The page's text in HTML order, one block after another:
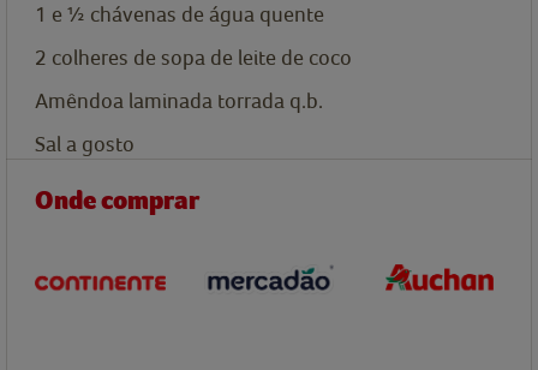
1 e ½ chávenas de água quente
2 colheres de sopa de leite de coco
Amêndoa laminada torrada q.b.
Sal a gosto
Onde comprar